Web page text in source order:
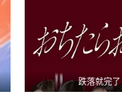
跌落就完了